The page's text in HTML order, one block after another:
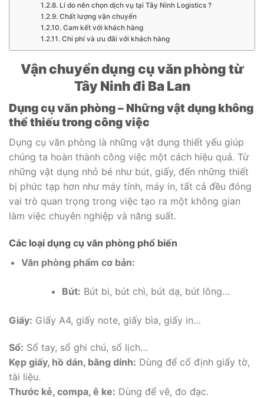
Lí do nên chọn dịch vụ tại Tây Ninh Logistics ?
Chất lượng vận chuyển
Cam kết với khách hàng
Chi phí và ưu đãi với khách hàng
Vận chuyển dụng cụ văn phòng từ
Tây Ninh đi Ba Lan
Dụng cụ văn phòng – Những vật dụng không
thể thiếu trong công việc
Dụng cụ văn phòng là những vật dụng thiết yếu giúp
chúng ta hoàn thành công việc một cách hiệu quả. Từ
những vật dụng nhỏ bé như bút, giấy, đến những thiết
bị phức tạp hơn như máy tính, máy in, tất cả đều đóng
vai trò quan trọng trong việc tạo ra một không gian
làm việc chuyên nghiệp và năng suất.
Các loại dụng cụ văn phòng phổ biến
Văn phòng phẩm cơ bản:
Bút: Bút bi, bút chì, bút dạ, bút lông…
Giấy: Giấy A4, giấy note, giấy bìa, giấy in…
Sổ: Sổ tay, sổ ghi chú, sổ lịch…
Kẹp giấy, hồ dán, băng dính: Dùng để cố định giấy tờ,
tài liệu.
Thước kẻ, compa, ê ke: Dùng để vẽ, đo đạc.